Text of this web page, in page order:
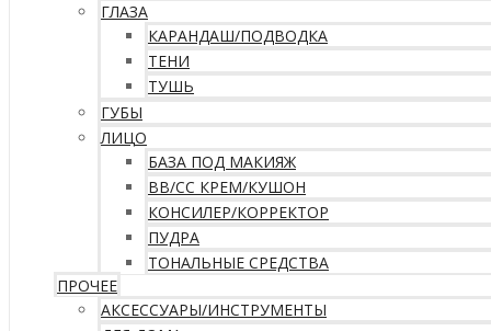
ГЛАЗА
КАРАНДАШ/ПОДВОДКА
ТЕНИ
ТУШЬ
ГУБЫ
ЛИЦО
БАЗА ПОД МАКИЯЖ
ВВ/CC КРЕМ/КУШОН
КОНСИЛЕР/КОРРЕКТОР
ПУДРА
ТОНАЛЬНЫЕ СРЕДСТВА
ПРОЧЕЕ
АКСЕССУАРЫ/ИНСТРУМЕНТЫ